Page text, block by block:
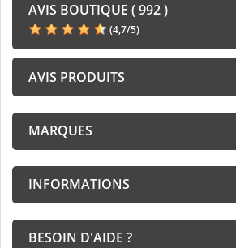
AVIS BOUTIQUE ( 992 )
(4,7/5)
AVIS PRODUITS
MARQUES
INFORMATIONS
BESOIN D'AIDE ?